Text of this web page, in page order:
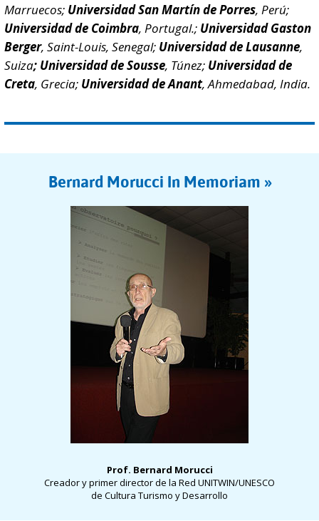
Marruecos; Universidad San Martín de Porres, Perú;
Universidad de Coimbra, Portugal.; Universidad Gaston
Berger, Saint-Louis, Senegal; Universidad de Lausanne,
Suiza; Universidad de Sousse, Túnez; Universidad de
Creta, Grecia; Universidad de Anant, Ahmedabad, India.
Bernard Morucci In Memoriam »
Prof. Bernard Morucci
Creador y primer director de la Red UNITWIN/UNESCO
de Cultura Turismo y Desarrollo